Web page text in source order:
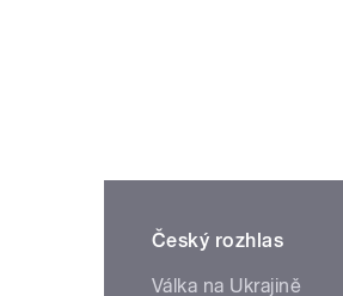
Český rozhlas
Válka na Ukrajině